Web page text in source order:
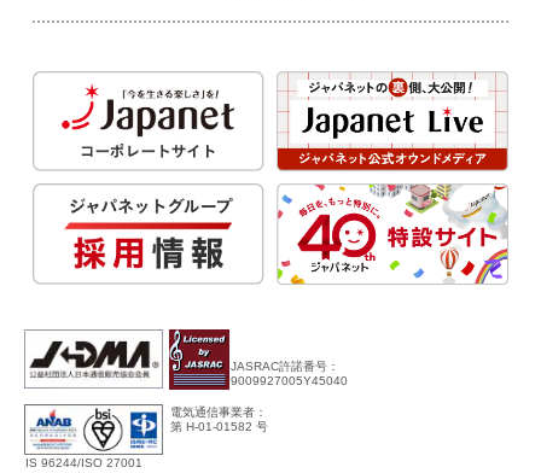
JASRAC許諾番号：
9009927005Y45040
IS 96244/ISO 27001
電気通信事業者：
第 H-01-01582 号